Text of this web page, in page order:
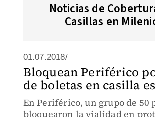
Noticias de
Casillas en
01.07.2018/
Bloquean Periférico
de boletas en casilla
En Periférico, un grupo de 50
bloquearon la vialidad en